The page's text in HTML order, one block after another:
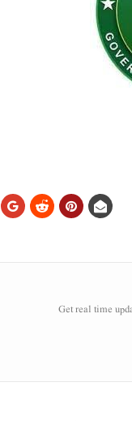
Get real time